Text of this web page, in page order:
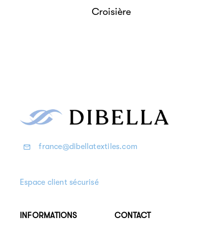
Croisière
france@dibellatextiles.com
INFORMATIONS
CONTACT
Espace client sécurisé